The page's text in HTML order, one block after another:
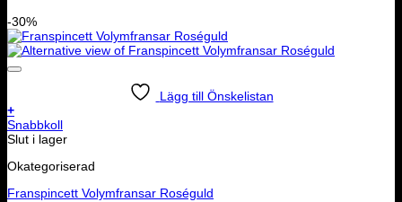
-30%
Lägg till Önskelistan
+
Snabbkoll
Slut i lager
Okategoriserad
Franspincett Volymfransar Roséguld